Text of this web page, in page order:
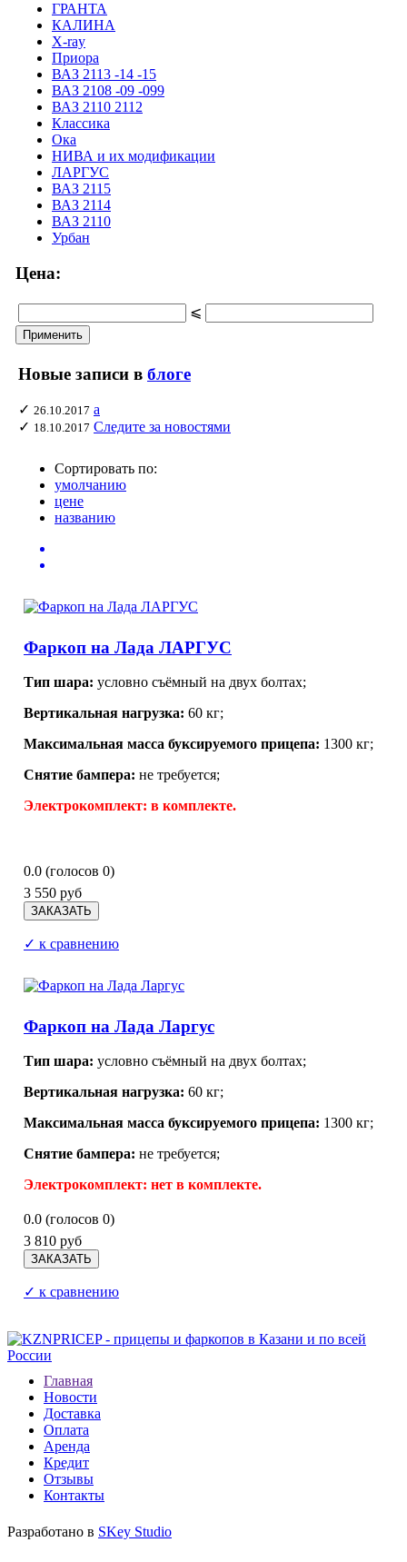
ГРАНТА
КАЛИНА
X-ray
Приора
ВАЗ 2113 -14 -15
ВАЗ 2108 -09 -099
ВАЗ 2110 2112
Классика
Ока
НИВА и их модификации
ЛАРГУС
ВАЗ 2115
ВАЗ 2114
ВАЗ 2110
Урбан
Цена:
⩽
Новые записи в блоге
✓ 26.10.2017 а
✓ 18.10.2017 Следите за новостями
Сортировать по:
умолчанию
цене
названию
Фаркоп на Лада ЛАРГУС
Тип шара: условно съёмный на двух болтах;
Вертикальная нагрузка: 60 кг;
Максимальная масса буксируемого прицепа: 1300 кг;
Снятие бампера: не требуется;
Электрокомплект: в комплекте.
0.0 (голосов 0)
3 550 руб
✓ к сравнению
Фаркоп на Лада Ларгус
Тип шара: условно съёмный на двух болтах;
Вертикальная нагрузка: 60 кг;
Максимальная масса буксируемого прицепа: 1300 кг;
Снятие бампера: не требуется;
Электрокомплект: нет в комплекте.
0.0 (голосов 0)
3 810 руб
✓ к сравнению
Главная
Новости
Доставка
Оплата
Аренда
Кредит
Отзывы
Контакты
Разработано в SKey Studio